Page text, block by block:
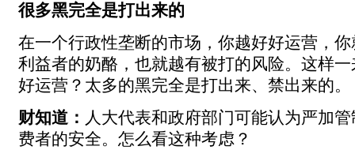
很多黑完全是打出来的
在一个行政性垄断的市场，你越好好运营，
利益者的奶酪，也就越有被打的风险。这样
好运营？太多的黑完全是打出来、禁出来的。
财知道： 人大代表和政府部门可能认为严加
费者的安全。怎么看这种考虑？